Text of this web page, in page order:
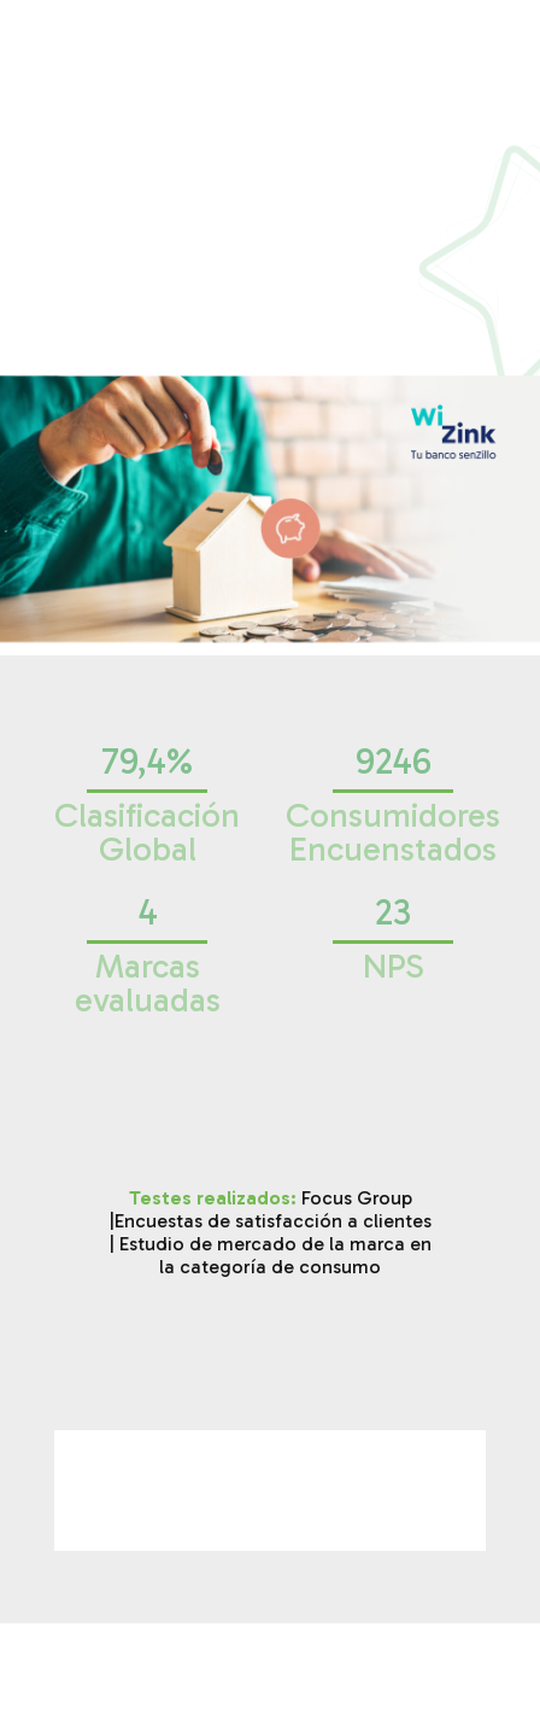
79,4%
Clasificación
Global
9246
Consumidores
Encuenstados
4
Marcas
evaluadas
23
NPS
Testes realizados: Focus Group
Encuestas de satisfacción a clientes
| Estudio de mercado de la marca en
la categoría de consumo